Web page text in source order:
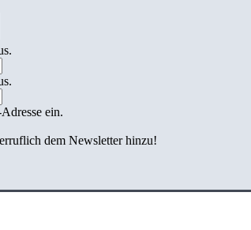
ein.
dem Newsletter hinzu!